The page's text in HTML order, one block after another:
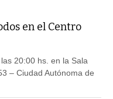
en el Centro
20:00 hs. en la Sala
– Ciudad Autónoma de